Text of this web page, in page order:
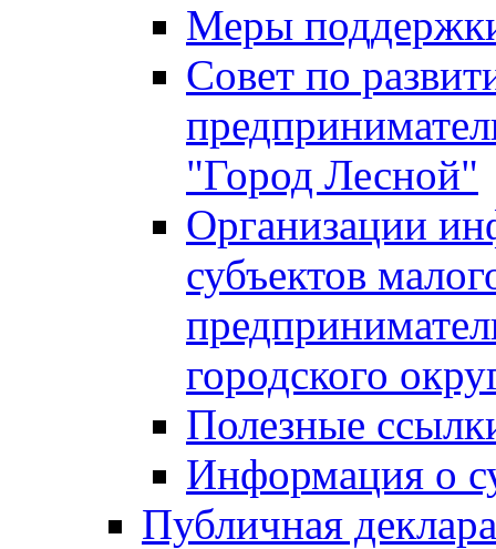
Меры
Совет по
"Город Лесной"
Организации
субъектов
городского
Полезные
Информация о
Публичная